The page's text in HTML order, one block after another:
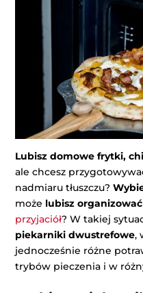
Lubisz domowe frytki,
ale chcesz
nadmiaru tłuszczu?
może lubisz organizować
przyjaciół? W takiej
piekarniki dwustrefowe,
jednocześnie różne
trybów pieczenia i w